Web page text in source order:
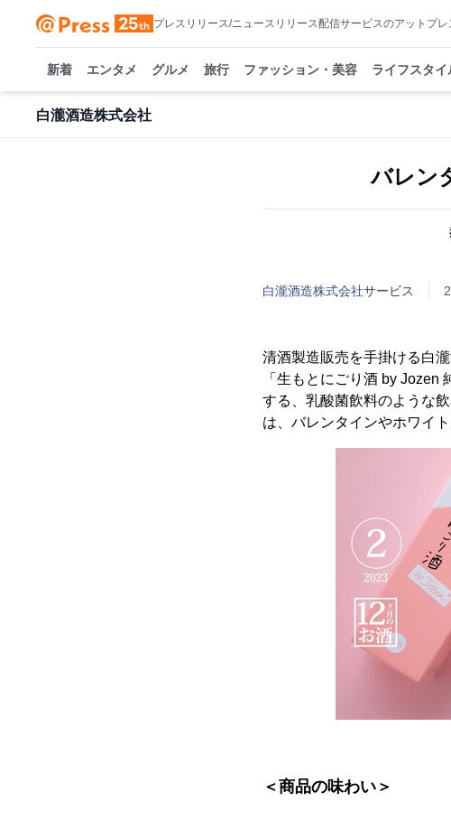
プレスリリース/ニュースリリース配信サービスのアットプレ
新着 エンタメ グルメ 旅行 ファッション・美容 ライフスタイ
白瀧酒造株式会社
バレン
白瀧酒造株式会社サービス
清酒製造販売を手掛ける白
「生もとにごり酒 by
する、乳酸菌飲料のような
は、バレンタインやホワイ
＜商品の味わい＞